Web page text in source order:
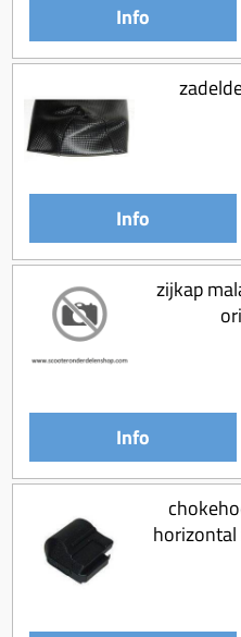
Info
Info
zijkap
Info